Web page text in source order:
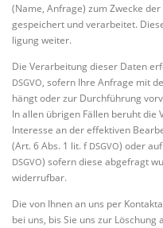
(Name, Anfra­ge) zum Zwe­cke
gespei­chert und ver­ar­bei­tet.
li­gung weiter.
Die Ver­ar­bei­tung die­ser Daten
DSGVO, sofern Ihre Anfra­ge mit
hängt oder zur Durch­füh­rung
In allen übri­gen Fäl­len beruht
Inter­es­se an der effek­ti­ven
(Art. 6 Abs. 1 lit. f DSGVO) oder
DSGVO) sofern die­se abge­fragt
widerrufbar.
Die von Ihnen an uns per
bei uns, bis Sie uns zur